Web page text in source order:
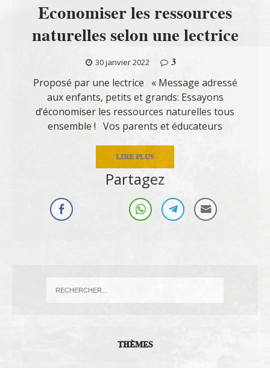
Economiser les ressources
naturelles selon une lectrice
30 janvier 2022
3
Proposé par une lectrice « Message adressé
aux enfants, petits et grands: Essayons
d’économiser les ressources naturelles tous
ensemble ! Vos parents et éducateurs
LIRE PLUS
Partagez
THÈMES